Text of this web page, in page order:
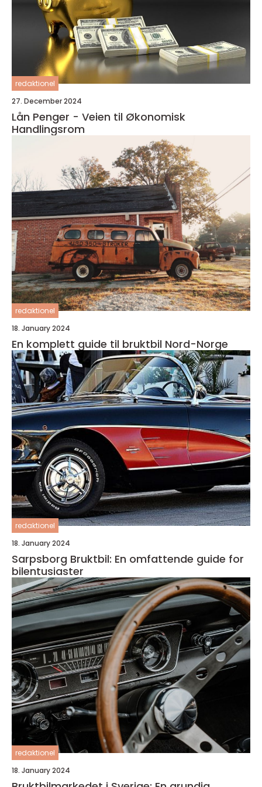
redaktionel
27. December 2024
Lån Penger - Veien til Økonomisk
Handlingsrom
redaktionel
18. January 2024
En komplett guide til bruktbil Nord-Norge
redaktionel
18. January 2024
Sarpsborg Bruktbil: En omfattende guide for
bilentusiaster
redaktionel
18. January 2024